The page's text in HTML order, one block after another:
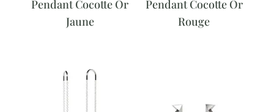
Pendant Cocotte Or
Jaune
Pendant Cocotte Or
Rouge